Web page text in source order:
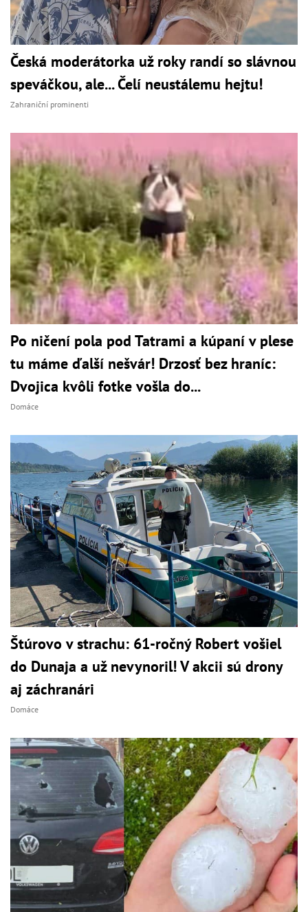
Česká moderátorka už roky randí so slávnou
speváčkou, ale... Čelí neustálemu hejtu!
Zahraniční prominenti
Po ničení pola pod Tatrami a kúpaní v plese
tu máme ďalší nešvár! Drzosť bez hraníc:
Dvojica kvôli fotke vošla do...
Domáce
Štúrovo v strachu: 61-ročný Robert vošiel
do Dunaja a už nevynoril! V akcii sú drony
aj záchranári
Domáce